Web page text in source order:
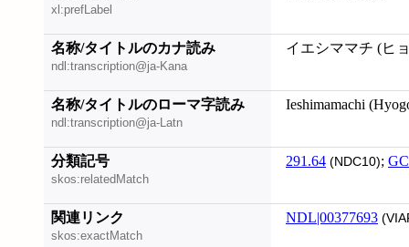
xl:prefLabel
名称/タイトルのカナ読み
ndl:transcription@ja-Kana
イエシママチ (ヒ
名称/タイトルのローマ字読み
ndl:transcription@ja-Latn
Ieshimamachi
分類記号
skos:relatedMatch
291.64 (NDC10);
関連リンク
skos:exactMatch
NDL|00377693